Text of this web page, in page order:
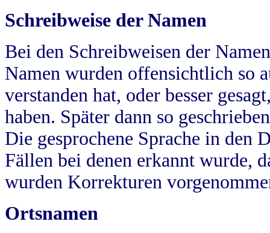
Schreibweise der Namen
Bei den Schreibweisen der
Namen wurden offensichtlich so
verstanden hat, oder besser
haben. Später dann so
Die gesprochene Sprache in
Fällen bei denen erkannt wurde,
wurden Korrekturen
Ortsnamen